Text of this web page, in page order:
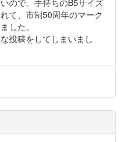
ので、手持ちのB5サイズ
て、市制50周年のマーク
した。
投稿をしてしまいまし